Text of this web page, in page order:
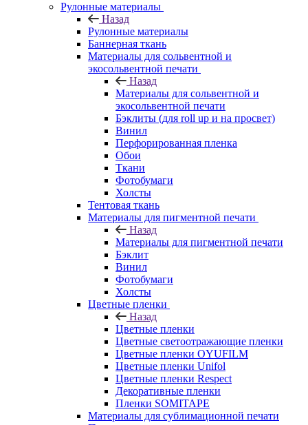
Рулонные материалы
Назад
Рулонные материалы
Баннерная ткань
Материалы для сольвентной и
экосольвентной печати
Назад
Материалы для сольвентной и
экосольвентной печати
Бэклиты (для roll up и на просвет)
Винил
Перфорированная пленка
Обои
Ткани
Фотобумаги
Холсты
Тентовая ткань
Материалы для пигментной печати
Назад
Материалы для пигментной печати
Бэклит
Винил
Фотобумаги
Холсты
Цветные пленки
Назад
Цветные пленки
Цветные светоотражающие пленки
Цветные пленки OYUFILM
Цветные пленки Unifol
Цветные пленки Respect
Декоративные пленки
Пленки SOMITAPE
Материалы для сублимационной печати